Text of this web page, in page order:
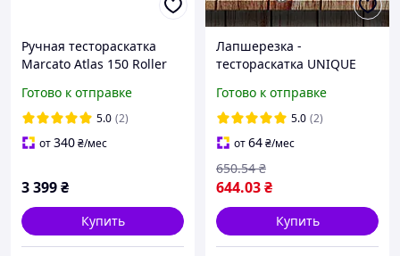
Ручная тестораскатка
Marcato Atlas 150 Roller
раскатывания теста для
дома, Италия, Оригинал!
Готово к отправке
5.0 (2)
от340₴/мес
3 399₴
Купить
Лапшерезка -
тестораскатка UNIQUE
20 см, для пасты или
лазаньи
Готово к отправке
5.0 (2)
от64₴/мес
644.03₴
650.54 ₴
Купить